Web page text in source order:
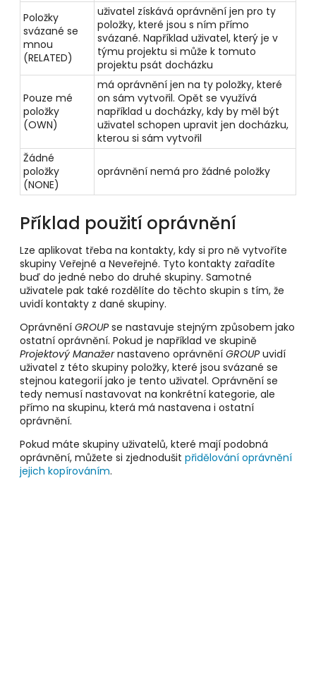
Položky
svázané se
mnou
(RELATED)
uživatel získává oprávnění jen pro ty
položky, které jsou s ním přímo
svázané. Například uživatel, který je v
týmu projektu si může k tomuto
projektu psát docházku
Pouze mé
položky
(OWN)
má oprávnění jen na ty položky, které
on sám vytvořil. Opět se využívá
například u docházky, kdy by měl být
uživatel schopen upravit jen docházku,
kterou si sám vytvořil
Žádné
položky
(NONE)
oprávnění nemá pro žádné položky
Příklad použití oprávnění
Lze aplikovat třeba na kontakty, kdy si pro ně vytvoříte
skupiny Veřejné a Neveřejné. Tyto kontakty zařadíte
buď do jedné nebo do druhé skupiny. Samotné
uživatele pak také rozdělíte do těchto skupin s tím, že
uvidí kontakty z dané skupiny.
Oprávnění GROUPse nastavuje stejným způsobem jako
ostatní oprávnění. Pokud je například ve skupině
Projektový Manažernastaveno oprávnění GROUPuvidí
uživatel z této skupiny položky, které jsou svázané se
stejnou kategorií jako je tento uživatel. Oprávnění se
tedy nemusí nastavovat na konkrétní kategorie, ale
přímo na skupinu, která má nastavena i ostatní
oprávnění.
Pokud máte skupiny uživatelů, které mají podobná
oprávnění, můžete si zjednodušit přidělování oprávnění
jejich kopírováním.